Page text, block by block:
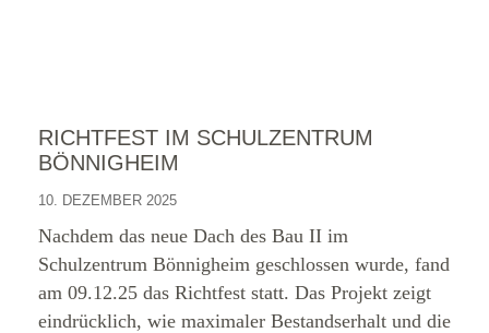
RICHTFEST IM SCHULZENTRUM
BÖNNIGHEIM
10. DEZEMBER 2025
Nachdem das neue Dach des Bau II im
Schulzentrum Bönnigheim geschlossen wurde, fand
am 09.12.25 das Richtfest statt. Das Projekt zeigt
eindrücklich, wie maximaler Bestandserhalt und die